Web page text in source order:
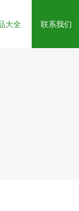
大全 联系我们